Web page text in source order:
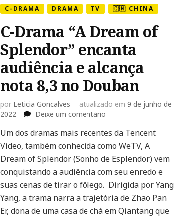
C-DRAMA DRAMA TV 🇨🇳 CHINA
C-Drama “A Dream of
Splendor” encanta
audiência e alcança
nota 8,3 no Douban
por Leticia Goncalves atualizado em 9 de junho de
2022
Deixe um comentárioem
Drama
“A
Dream
Splendor”
encanta
audiência
e
alcança
Um dos dramas mais recentes da Tencent
Video, também conhecida como WeTV, A
Dream of Splendor (Sonho de Esplendor) vem
conquistando a audiência com seu enredo e
suas cenas de tirar o fôlego. Dirigida por Yang
Yang, a trama narra a trajetória de Zhao Pan
Er, dona de uma casa de chá em Qiantang que